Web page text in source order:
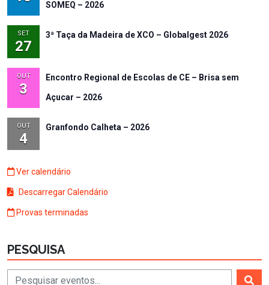
SOMEQ – 2026
SET
27
3ª Taça da Madeira de XCO – Globalgest 2026
OUT
3
Encontro Regional de Escolas de CE – Brisa sem
Açucar – 2026
OUT
4
Granfondo Calheta – 2026
Ver calendário
Descarregar Calendário
Provas terminadas
PESQUISA